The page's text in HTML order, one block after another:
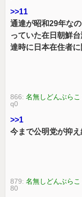
>>11
通達が昭和29年な
っていた在日朝鮮
達時に日本在住者
866:名無しどんぶらこ
q0
>>1
今まで公明党が抑
879:名無しどんぶらこ
80